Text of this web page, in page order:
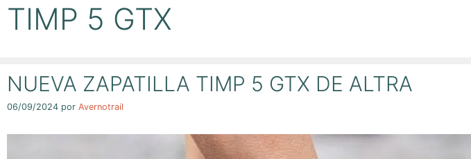
TIMP 5 GTX
NUEVA ZAPATILLA TIMP 5 GTX DE ALTRA
06/09/2024 por Avernotrail